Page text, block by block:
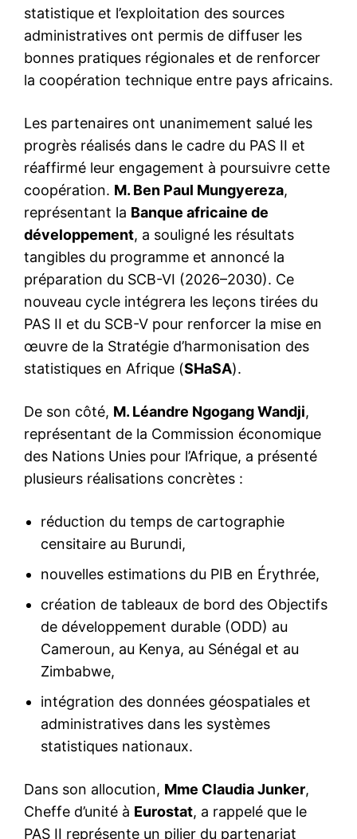
statistique et l’exploitation des sources
administratives ont permis de diffuser les
bonnes pratiques régionales et de renforcer
la coopération technique entre pays africains.
Les partenaires ont unanimement salué les
progrès réalisés dans le cadre du PAS II et
réaffirmé leur engagement à poursuivre cette
coopération. M. Ben Paul Mungyereza,
représentant la Banque africaine de
développement, a souligné les résultats
tangibles du programme et annoncé la
préparation du SCB-VI (2026–2030). Ce
nouveau cycle intégrera les leçons tirées du
PAS II et du SCB-V pour renforcer la mise en
œuvre de la Stratégie d’harmonisation des
statistiques en Afrique (SHaSA).
De son côté, M. Léandre Ngogang Wandji,
représentant de la Commission économique
des Nations Unies pour l’Afrique, a présenté
plusieurs réalisations concrètes :
réduction du temps de cartographie
censitaire au Burundi,
nouvelles estimations du PIB en Érythrée,
création de tableaux de bord des Objectifs
de développement durable (ODD) au
Cameroun, au Kenya, au Sénégal et au
Zimbabwe,
intégration des données géospatiales et
administratives dans les systèmes
statistiques nationaux.
Dans son allocution, Mme Claudia Junker,
Cheffe d’unité à Eurostat, a rappelé que le
PAS II représente un pilier du partenariat